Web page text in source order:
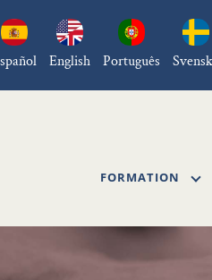
English Português
FORMATION